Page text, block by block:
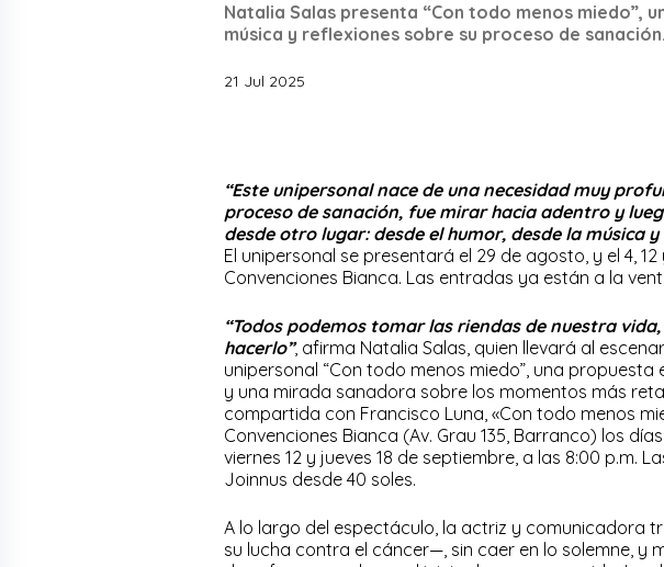
Natalia Salas presenta “Con todo menos miedo”,
música y reflexiones sobre su proceso de sanación.
21 Jul 2025
“Este unipersonal nace de una necesidad muy
proceso de sanación, fue mirar hacia adentro y
desde otro lugar: desde el humor, desde la música y
El unipersonal se presentará el 29 de agosto, y el 4,
Convenciones Bianca. Las entradas ya están a la
“Todos podemos tomar las riendas de nuestra
hacerlo”, afirma Natalia Salas, quien llevará al
unipersonal “Con todo menos miedo”, una
y una mirada sanadora sobre los momentos más
compartida con Francisco Luna, «Con todo menos
Convenciones Bianca (Av. Grau 135, Barranco) los
viernes 12 y jueves 18 de septiembre, a las 8:00 p.m.
Joinnus desde 40 soles.
A lo largo del espectáculo, la actriz y comunicadora
su lucha contra el cáncer—, sin caer en lo solemne, y